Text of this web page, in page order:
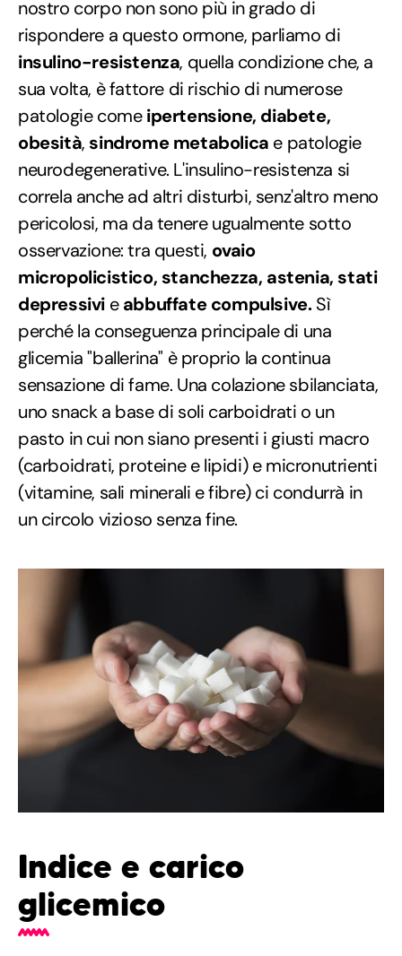
nostro corpo non sono più in grado di
rispondere a questo ormone, parliamo di
insulino-resistenza, quella condizione che, a
sua volta, è fattore di rischio di numerose
patologie comeipertensione, diabete,
obesità, sindrome metabolica e patologie
neurodegenerative. L'insulino-resistenza si
correla anche ad altri disturbi, senz'altro meno
pericolosi, ma da tenere ugualmente sotto
osservazione: tra questi, ovaio
micropolicistico, stanchezza, astenia, stati
depressivi eabbuffate compulsive.Sì
perché la conseguenza principale di una
glicemia "ballerina" è proprio la continua
sensazione di fame. Una colazione sbilanciata,
uno snack a base di soli carboidrati o un
pasto in cui non siano presenti i giusti macro
(carboidrati, proteine e lipidi) e micronutrienti
(vitamine, sali minerali e fibre) ci condurrà in
un circolo vizioso senza fine.
Indice e carico
glicemico